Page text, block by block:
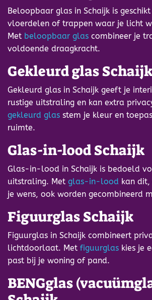
Beloopbaar glas in Schaijk is
vloerdelen of trappen waar je licht
Met beloopbaar glas combineer je
voldoende draagkracht.
Gekleurd glas Schaijk
Gekleurd glas in Schaijk geeft je
rustige uitstraling en kan extra
gekleurd glas stem je kleur en
ruimte.
Glas-in-lood Schaijk
Glas-in-lood in Schaijk is bedoeld
uitstraling. Met glas-in-lood kan
je wens, ook worden gecombineerd
Figuurglas Schaijk
Figuurglas in Schaijk combineert
lichtdoorlaat. Met figuurglas kies je
past bij je woning of pand.
BENGglas